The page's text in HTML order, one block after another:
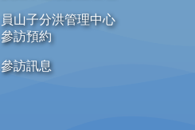
員山子分洪管理中心
參訪預約
參訪訊息